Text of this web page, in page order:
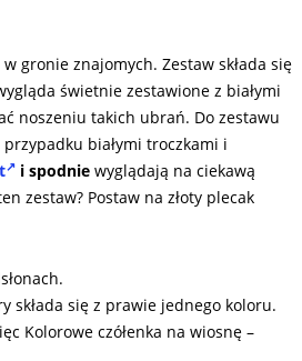
gronie znajomych. Zestaw składa się
świetnie zestawione z białymi
noszeniu takich ubrań. Do zestawu
białymi troczkami i
i spodnie wyglądają na ciekawą
zestaw? Postaw na złoty plecak
składa się z prawie jednego koloru.
Kolorowe czółenka na wiosnę –